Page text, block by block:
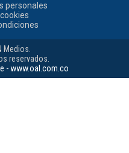
personales
Medios.
reservados.
- www.oal.com.co